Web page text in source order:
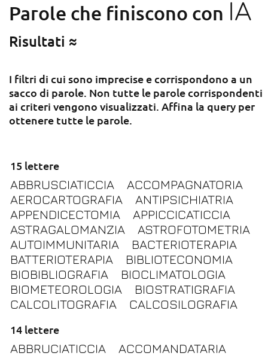
Parole che finiscono con IA
Risultati ≈
I filtri di cui sono imprecise e corrispondono a un
sacco di parole. Non tutte le parole corrispondenti
ai criteri vengono visualizzati. Affina la query per
ottenere tutte le parole.
15 lettere
ABBRUSCIATICCIA
ACCOMPAGNATORIA
AEROCARTOGRAFIA
ANTIPSICHIATRIA
APPENDICECTOMIA
APPICCICATICCIA
ASTRAGALOMANZIA
ASTROFOTOMETRIA
AUTOIMMUNITARIA
BACTERIOTERAPIA
BATTERIOTERAPIA
BIBLIOTECONOMIA
BIOBIBLIOGRAFIA
BIOCLIMATOLOGIA
BIOMETEOROLOGIA
BIOSTRATIGRAFIA
CALCOLITOGRAFIA
CALCOSILOGRAFIA
14 lettere
ABBRUCIATICCIA
ACCOMANDATARIA